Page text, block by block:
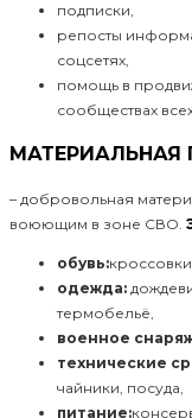
подписки,
репосты
соцсетях,
помощь в
сообществах
– добровольная
воюющим в зоне СВО.
обувь:
одежда:
термобельё,
военное
технические
чайники, посуда,
питание: